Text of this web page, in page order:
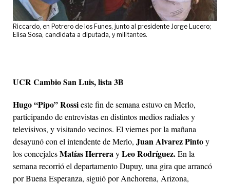
Riccardo, en Potrero de los Funes, junto al presidente Jorge Lucero;
Elisa Sosa, candidata a diputada, y militantes.
UCR Cambio San Luis, lista 3B
Hugo “Pipo” Rossieste fin de semana estuvo en Merlo,
participando de entrevistas en distintos medios radiales y
televisivos, y visitando vecinos. El viernes por la mañana
desayunó con el intendente de Merlo, Juan Alvarez Pintoy
los concejalesMatías HerrerayLeo Rodríguez.En la
semana recorrió el departamento Dupuy, una gira que arrancó
por Buena Esperanza, siguió por Anchorena, Arizona,